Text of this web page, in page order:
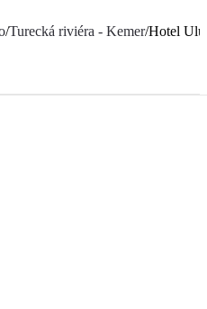
/Turecká riviéra - Kemer/Hotel